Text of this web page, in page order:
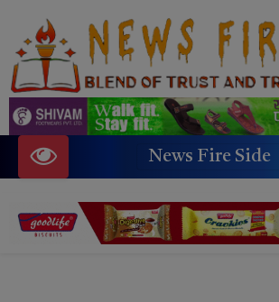
News Fire Side